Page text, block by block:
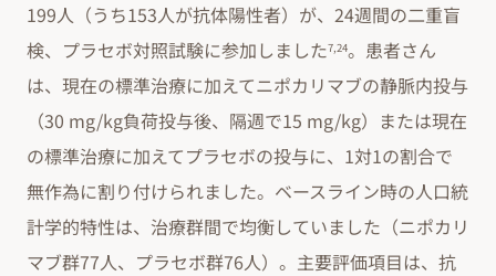
199人（うち153人が抗体陽性者）が、24週間の二重盲
検、プラセボ対照試験に参加しました7,24。患者さん
は、現在の標準治療に加えてニポカリマブの静脈内投与
（30 mg/kg負荷投与後、隔週で15 mg/kg）または現在
の標準治療に加えてプラセボの投与に、1対1の割合で
無作為に割り付けられました。ベースライン時の人口統
計学的特性は、治療群間で均衡していました（ニポカリ
マブ群77人、プラセボ群76人）。主要評価項目は、抗